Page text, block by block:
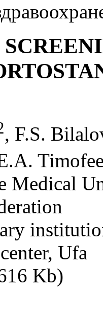
, F.S.
Medical
Ufa
Kb)